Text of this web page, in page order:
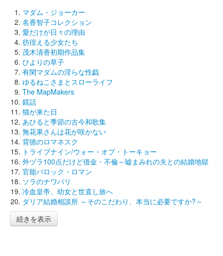
マダム・ジョーカー
名香智子コレクション
愛だけが日々の理由
彷徨える少女たち
茂木清香初期作品集
ひよりの草子
有閑マダムの淫らな性戯
ゆるねこさまとスローライフ
The MapMakers
鏡話
猫が来た日
あひると季節の古今和歌集
無花果さんは花が咲かない
背徳のロマネスク
トライブナイン/ウォー・オブ・トーキョー
外ヅラ100点だけど借金・不倫～嘘まみれの夫との結婚地獄
官能バロック・ロマン
ソラのナワバリ
冷血皇帝、幼女と世直し旅へ
ダリア結婚相談所 ～そのこだわり、本当に必要ですか?～
続きを表示